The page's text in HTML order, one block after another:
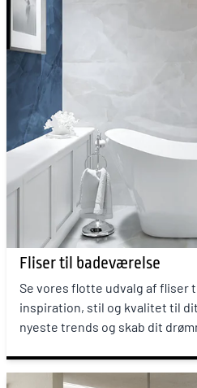
Fliser til badeværelse
Se vores flotte udvalg af fliser
inspiration, stil og kvalitet til
nyeste trends og skab dit